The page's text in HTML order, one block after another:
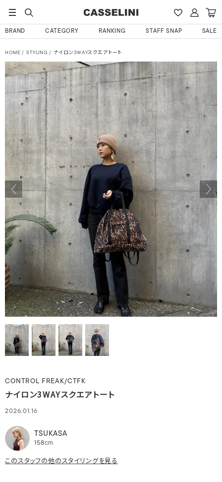
BRAND CATEGORY RANKING STAFF SNAP SALE
HOME STYLING ナイロン3WAYスクエアトート
CONTROL FREAK/CTFK
ナイロン3WAYスクエアトート
2026.01.16
TSUKASA
158cm
このスタッフの他のスタイリングを見る